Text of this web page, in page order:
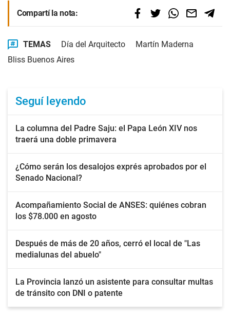
Compartí la nota:
TEMAS Día del Arquitecto
Martín Maderna
Bliss Buenos Aires
Seguí leyendo
La columna del Padre Saju: el Papa León XIV nos
traerá una doble primavera
¿Cómo serán los desalojos exprés aprobados por el
Senado Nacional?
Acompañamiento Social de ANSES: quiénes cobran
los $78.000 en agosto
Después de más de 20 años, cerró el local de "Las
medialunas del abuelo"
La Provincia lanzó un asistente para consultar multas
de tránsito con DNI o patente